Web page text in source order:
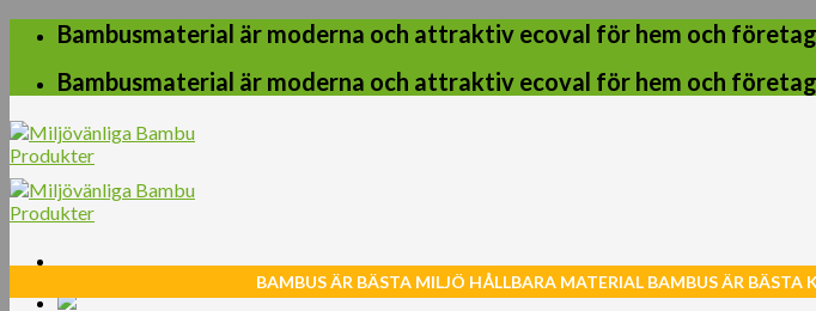
Skip
content
Bambusmaterial är moderna och attraktiv ecoval för hem och
Bambusmaterial är moderna och attraktiv ecoval för hem och
BAMBUS ÄR BÄSTA MILJÖ HÅLLBARA MATERIAL BAMBUS ÄR